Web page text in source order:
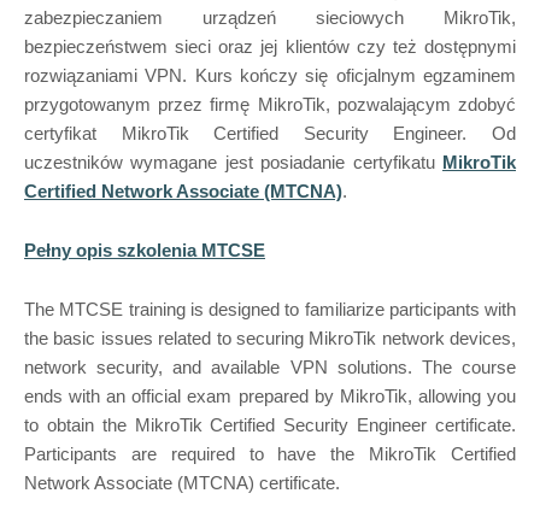
zabezpieczaniem urządzeń sieciowych MikroTik,
bezpieczeństwem sieci oraz jej klientów czy też dostępnymi
rozwiązaniami VPN. Kurs kończy się oficjalnym egzaminem
przygotowanym przez firmę MikroTik, pozwalającym zdobyć
certyfikat MikroTik Certified Security Engineer. Od
uczestników wymagane jest posiadanie certyfikatu MikroTik
Certified Network Associate (MTCNA).
Pełny opis szkolenia MTCSE
The MTCSE training is designed to familiarize participants with
the basic issues related to securing MikroTik network devices,
network security, and available VPN solutions. The course
ends with an official exam prepared by MikroTik, allowing you
to obtain the MikroTik Certified Security Engineer certificate.
Participants are required to have the MikroTik Certified
Network Associate (MTCNA) certificate.